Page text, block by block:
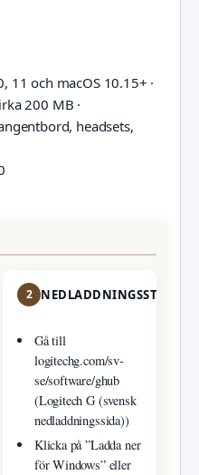
11 och macOS 10.15+ ·
200 MB ·
headsets,
2 NEDLADDNINGSSTEG
Gå till
logitechg.com/sv-
se/software/ghub
(Logitech G (svensk
nedladdningssida))
Klicka på ”Ladda ner
för Windows” eller